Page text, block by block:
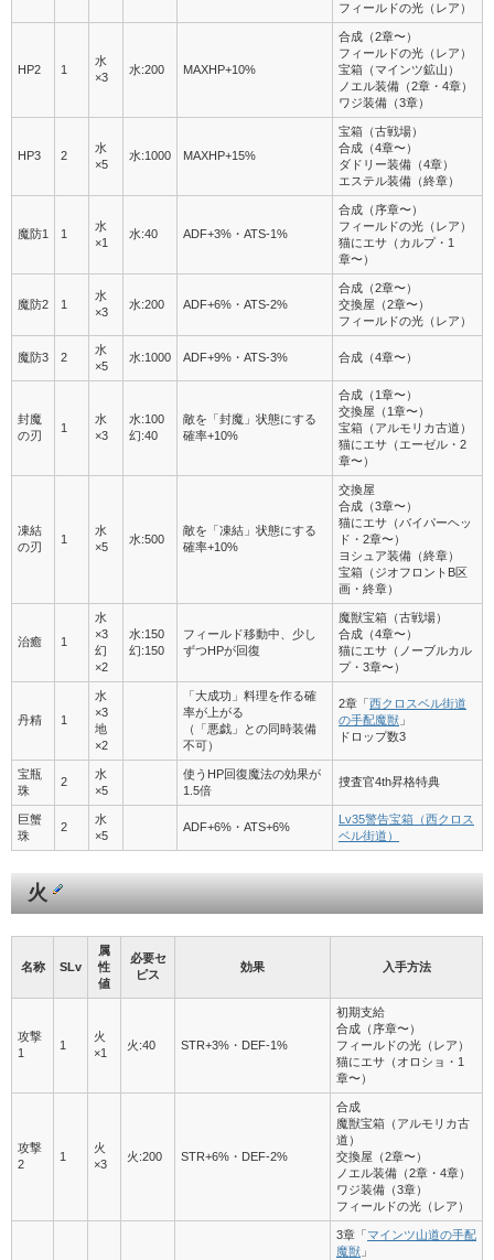
フィールドの光（レア）
HP2 1
水
×3
水:200 MAXHP+10%
合成（2章〜）
フィールドの光（レア）
宝箱（マインツ鉱山）
ノエル装備（2章・4章）
ワジ装備（3章）
HP3 2
水
×5
水:1000 MAXHP+15%
宝箱（古戦場）
合成（4章〜）
ダドリー装備（4章）
エステル装備（終章）
魔防1 1
水
×1
水:40 ADF+3%・ATS-1%
合成（序章〜）
フィールドの光（レア）
猫にエサ（カルプ・1
章〜）
魔防2 1
水
×3
水:200 ADF+6%・ATS-2%
合成（2章〜）
交換屋（2章〜）
フィールドの光（レア）
魔防3 2
水
×5
水:1000 ADF+9%・ATS-3% 合成（4章〜）
封魔
の刃
1
水
×3
水:100
幻:40
敵を「封魔」状態にする
確率+10%
合成（1章〜）
交換屋（1章〜）
宝箱（アルモリカ古道）
猫にエサ（エーゼル・2
章〜）
凍結
の刃
1
水
×5
水:500
敵を「凍結」状態にする
確率+10%
交換屋
合成（3章〜）
猫にエサ（バイパーヘッ
ド・2章〜）
ヨシュア装備（終章）
宝箱（ジオフロントB区
画・終章）
治癒 1
水
×3
幻
×2
水:150
幻:150
フィールド移動中、少し
ずつHPが回復
魔獣宝箱（古戦場）
合成（4章〜）
猫にエサ（ノーブルカル
プ・3章〜）
丹精 1
水
×3
地
×2
「大成功」料理を作る確
率が上がる
（「悪戯」との同時装備
不可）
2章「西クロスベル街道
の手配魔獣 」
ドロップ数3
宝瓶
珠
2
水
×5
使うHP回復魔法の効果が
1.5倍
捜査官4th昇格特典
巨蟹
珠
2
水
×5
ADF+6%・ATS+6%
Lv35警告宝箱（西クロス
ベル街道）
火
名称 SLv
属
性
値
必要セ
ピス
効果 入手方法
攻撃
1
1
火
×1
火:40 STR+3%・DEF-1%
初期支給
合成（序章〜）
フィールドの光（レア）
猫にエサ（オロショ・1
章〜）
攻撃
2
1
火
×3
火:200 STR+6%・DEF-2%
合成
魔獣宝箱（アルモリカ古
道）
交換屋（2章〜）
ノエル装備（2章・4章）
ワジ装備（3章）
フィールドの光（レア）
3章「マインツ山道の手配
魔獣 」